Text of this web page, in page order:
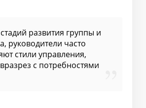
развития группы и
руководители часто
стили управления,
с потребностями